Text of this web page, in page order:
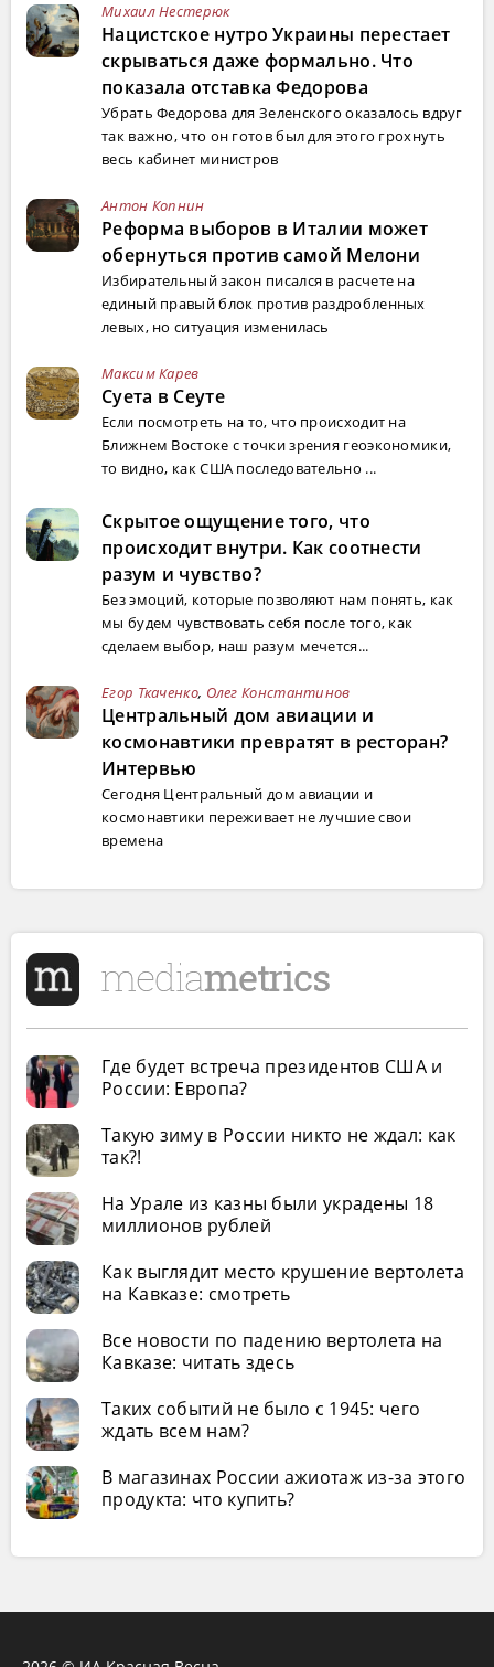
Михаил Нестерюк
Нацистское нутро Украины перестает
скрываться даже формально. Что
показала отставка Федорова
Убрать Федорова для Зеленского оказалось вдруг
так важно, что он готов был для этого грохнуть
весь кабинет министров
Антон Копнин
Реформа выборов в Италии может
обернуться против самой Мелони
Избирательный закон писался в расчете на
единый правый блок против раздробленных
левых, но ситуация изменилась
Максим Карев
Суета в Сеуте
Если посмотреть на то, что происходит на
Ближнем Востоке с точки зрения геоэкономики,
то видно, как США последовательно ...
Скрытое ощущение того, что
происходит внутри. Как соотнести
разум и чувство?
Без эмоций, которые позволяют нам понять, как
мы будем чувствовать себя после того, как
сделаем выбор, наш разум мечется...
Егор Ткаченко, Олег Константинов
Центральный дом авиации и
космонавтики превратят в ресторан?
Интервью
Сегодня Центральный дом авиации и
космонавтики переживает не лучшие свои
времена
Где будет встреча президентов США и
России: Европа?
Такую зиму в России никто не ждал: как
так?!
На Урале из казны были украдены 18
миллионов рублей
Как выглядит место крушение вертолета
на Кавказе: смотреть
Все новости по падению вертолета на
Кавказе: читать здесь
Таких событий не было с 1945: чего
ждать всем нам?
В магазинах России ажиотаж из-за этого
продукта: что купить?